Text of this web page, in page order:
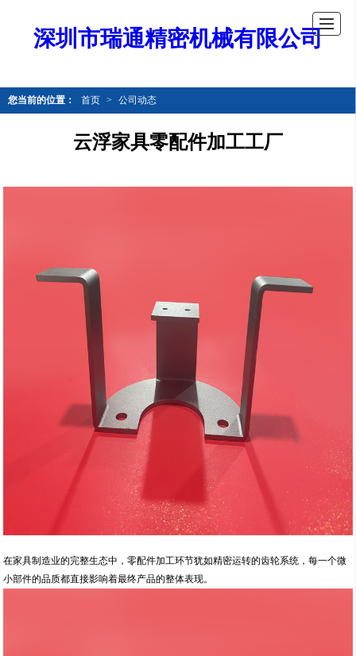
深圳市瑞通精密机械有限公司
您当前的位置： 首页 > 公司动态
云浮家具零配件加工工厂
在家具制造业的完整生态中，零配件加工环节犹如精密运转的齿轮系统，每一个微
小部件的品质都直接影响着最终产品的整体表现。